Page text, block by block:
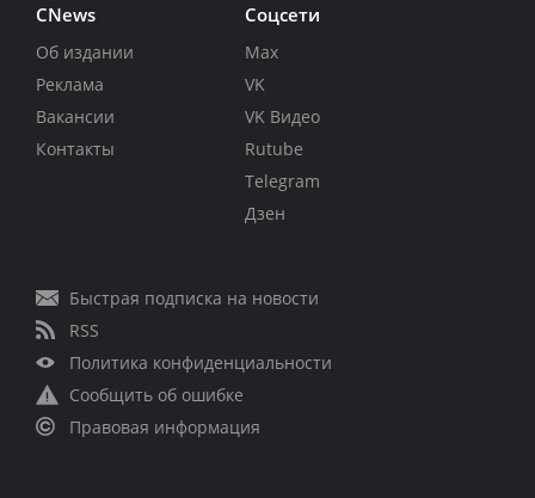
CNews
Об издании
Реклама
Вакансии
Контакты
Соцсети
Max
VK
VK Видео
Rutube
Telegram
Дзен
Быстрая подписка на новости
RSS
Политика конфиденциальности
Сообщить об ошибке
Правовая информация